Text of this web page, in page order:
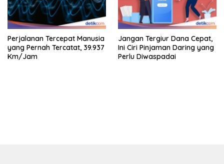
Perjalanan Tercepat Manusia
yang Pernah Tercatat, 39.937
Km/Jam
Jangan Tergiur Dana Cepat,
Ini Ciri Pinjaman Daring yang
Perlu Diwaspadai